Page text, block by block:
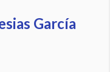
García